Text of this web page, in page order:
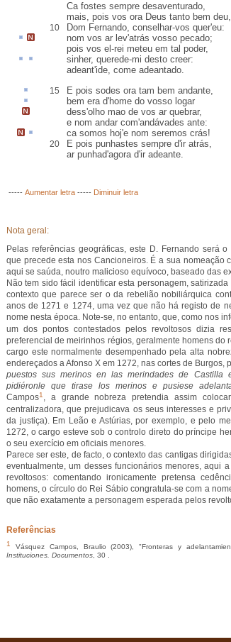
Ca fostes sempre desaventurado,
mais, pois vos ora Deus tanto bem deu,
10
Dom Fernando, conselhar-vos quer'eu:
nom vos ar lev'atrás vosso pecado;
pois vos el-rei meteu em tal poder,
sinher, querede-mi desto creer:
adeant'ide, come adeantado.
15 E pois sodes ora tam bem andante,
bem era d'home do vosso logar
dess'olho mao de vos ar quebrar,
e nom andar com'andávades ante:
ca somos hoj'e nom seremos crás!
20
E pois punhastes sempre d'ir atrás,
ar punhad'agora d'ir adeante.
----- Aumentar letra ----- Diminuir letra
Nota geral:
Pelas referências geográficas, este D. Fernando será
que precede esta nos Cancioneiros. É a sua nomeação
aqui se saúda, noutro malicioso equívoco, baseado das
Não tem sido fácil identificar esta personagem,
contexto que parece ser o da rebelião nobiliárquica
anos de 1271 e 1274, uma vez que não há registo de
nome nesta época. Note-se, no entanto, que, como nos
um dos pontos contestados pelos revoltosos dizia
preferencial de meirinhos régios, geralmente homens do
cargo este normalmente desempenhado pela alta
endereçados a Afonso X em 1272, nas cortes de Burgos,
puestos sus merinos en las merindades de Castilla
pidiéronle que tirase los merinos e pusiese
Campos1 , a grande nobreza pretendia assim
centralizadora, que prejudicava os seus interesses e
da justiça). Em Leão e Astúrias, por exemplo, e pelo
1272, o cargo esteve sob o controlo direto do príncipe
o seu exercício em oficiais menores.
Parece ser este, de facto, o contexto das cantigas
eventualmente, um desses funcionários menores, aqui
revoltosos: comentando ironicamente pretensa
homens, o círculo do Rei Sábio congratula-se com a
que não exatamente a personagem esperada pelos
Referências
1 Vásquez Campos, Braulio (2003), "Fronteras y
Instituciones. Documentos , 30 .